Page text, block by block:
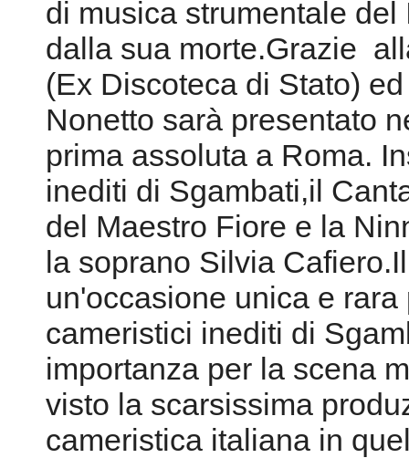
di musica strumentale
dalla sua morte.Grazie
(Ex Discoteca di Stato)
Nonetto sarà presentato
prima assoluta a Roma.
inediti di Sgambati,il
del Maestro Fiore e la
la soprano Silvia
un'occasione unica e
cameristici inediti di
importanza per la scena
visto la scarsissima
cameristica italiana in